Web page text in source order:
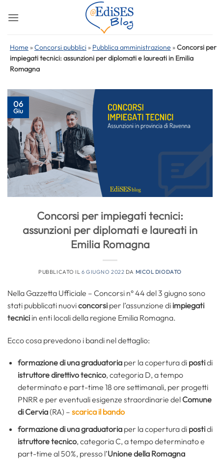
Home »Concorsi pubblici » Pubblica amministrazione »Concorsi per
impiegati tecnici: assunzioni per diplomati e laureati in Emilia
Romagna
06
Giu
Concorsi per impiegati tecnici:
assunzioni per diplomati e laureati in
Emilia Romagna
PUBBLICATO IL6 GIUGNO 2022 DA MICOL DIODATO
Nella Gazzetta Ufficiale – Concorsi n° 44 del 3 giugno sono
stati pubblicati nuoviconcorsi per l’assunzione di impiegati
tecnici in enti locali della regione Emilia Romagna.
Ecco cosa prevedono i bandi nel dettaglio:
formazione di una graduatoriaper la copertura di postidi
istruttore direttivo tecnico, categoria D, a tempo
determinato e part-time 18 ore settimanali, per progetti
PNRR e per eventuali esigenze straordinarie del Comune
di Cervia(RA) – scarica il bando
formazione di una graduatoriaper la copertura di postidi
istruttore tecnico, categoria C, a tempo determinato e
part-time al 50%, presso l’Unione della Romagna